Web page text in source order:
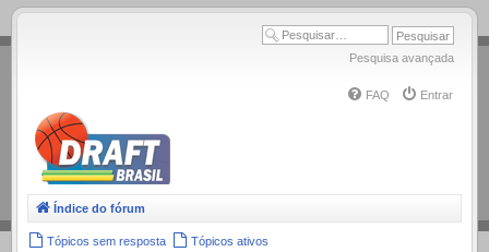
.
Pesquisa avançada
FAQ Entrar
Índice do fórum
Tópicos sem resposta Tópicos ativos